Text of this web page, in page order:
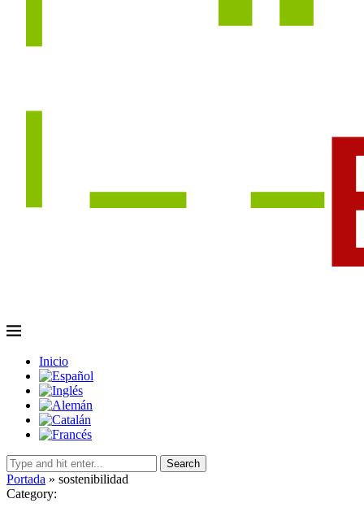
Inicio
Search
Portada » sostenibilidad
Category: